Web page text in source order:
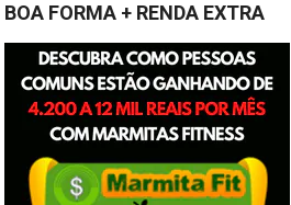
BOA FORMA + RENDA EXTRA